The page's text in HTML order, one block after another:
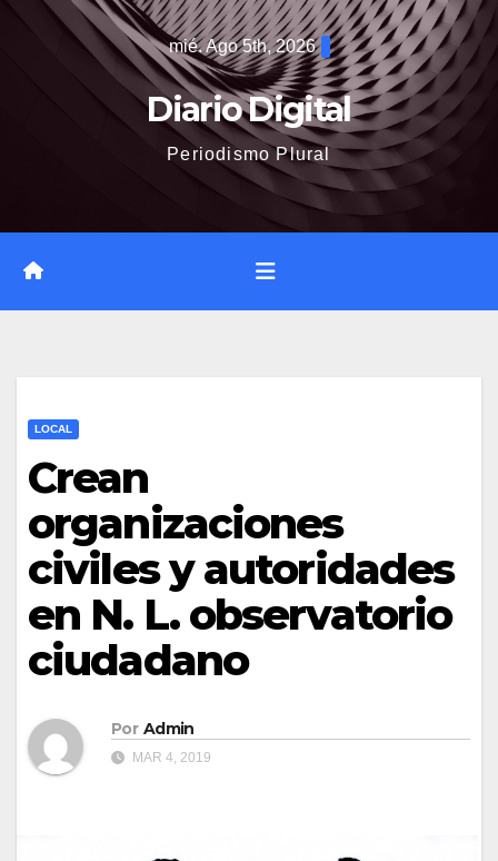
mié. Ago 5th, 2026
Diario Digital
Periodismo Plural
LOCAL
Crean
organizaciones
civiles y autoridades
en N. L. observatorio
ciudadano
Por Admin
MAR 4, 2019